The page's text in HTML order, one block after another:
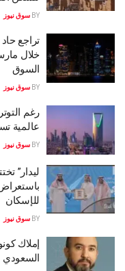
BY سوق نيوز
السوق
BY سوق نيوز
عالمية
BY سوق نيوز
للإسكان
BY سوق نيوز
إملاك
السعودي